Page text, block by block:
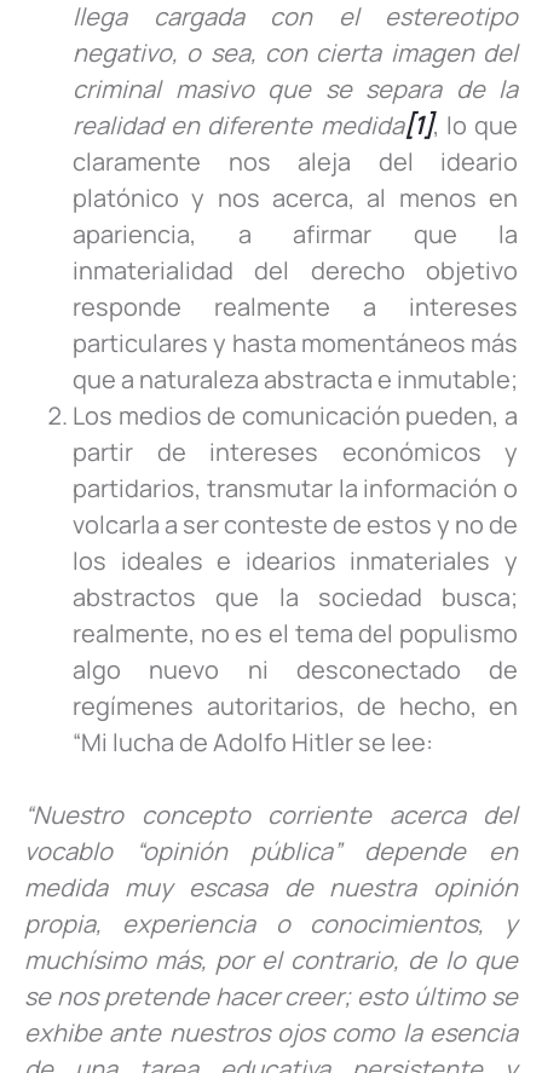
llega cargada con el estereotipo
negativo, o sea, con cierta imagen del
criminal masivo que se separa de la
realidad en diferente medida[1], lo que
claramente nos aleja del ideario
platónico y nos acerca, al menos en
apariencia, a afirmar que la
inmaterialidad del derecho objetivo
responde realmente a intereses
particulares y hasta momentáneos más
que a naturaleza abstracta e inmutable;
Los medios de comunicación pueden, a
partir de intereses económicos y
partidarios, transmutar la información o
volcarla a ser conteste de estos y no de
los ideales e idearios inmateriales y
abstractos que la sociedad busca;
realmente, no es el tema del populismo
algo nuevo ni desconectado de
regímenes autoritarios, de hecho, en
“Mi lucha de Adolfo Hitler se lee:
“Nuestro concepto corriente acerca del
vocablo “opinión pública” depende en
medida muy escasa de nuestra opinión
propia, experiencia o conocimientos, y
muchísimo más, por el contrario, de lo que
se nos pretende hacer creer; esto último se
exhibe ante nuestros ojos como la esencia